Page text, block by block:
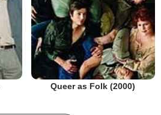
Queer as Folk (2000)